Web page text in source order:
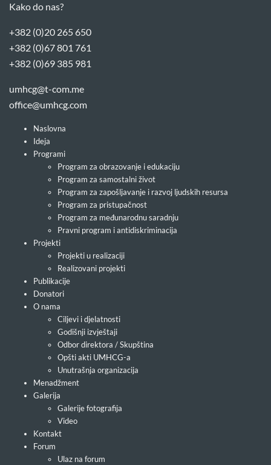
Kako do nas?
+382 (0)20 265 650
+382 (0)67 801 761
+382 (0)69 385 981
umhcg@t-com.me
office@umhcg.com
Naslovna
Ideja
Programi
Program za obrazovanje i edukaciju
Program za samostalni život
Program za zapošljavanje i razvoj ljudskih resursa
Program za pristupačnost
Program za međunarodnu saradnju
Pravni program i antidiskriminacija
Projekti
Projekti u realizaciji
Realizovani projekti
Publikacije
Donatori
O nama
Ciljevi i djelatnosti
Godišnji izvještaji
Odbor direktora / Skupština
Opšti akti UMHCG-a
Unutrašnja organizacija
Menadžment
Galerija
Galerije fotografija
Video
Kontakt
Forum
Ulaz na forum